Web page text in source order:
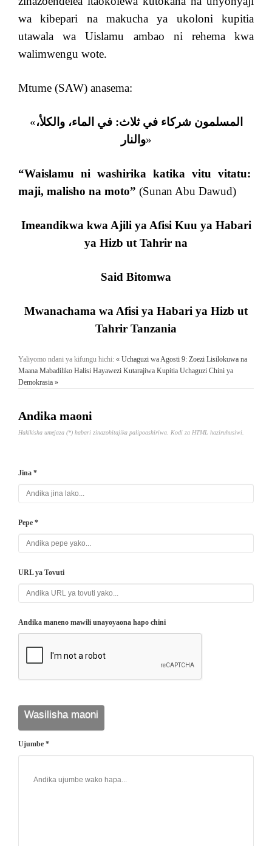
wa kibepari na makucha ya ukoloni kupitia
utawala wa Uislamu ambao ni rehema kwa
walimwengu wote.
Mtume (SAW) anasema:
«المسلمون شركاء في ثلاث: في الماء، والكلأ،
والنار»
“Waislamu ni washirika katika vitu vitatu:
maji, malisho na moto” (Sunan Abu Dawud)
Imeandikwa kwa Ajili ya Afisi Kuu ya Habari
ya Hizb ut Tahrir na
Said Bitomwa
Mwanachama wa Afisi ya Habari ya Hizb ut
Tahrir Tanzania
Yaliyomo ndani ya kifungu hichi: « Uchaguzi wa Agosti 9: Zoezi Lisilokuwa na
Maana Mabadiliko Halisi Hayawezi Kutarajiwa Kupitia Uchaguzi Chini ya
Demokrasia »
Andika maoni
Hakikisha umejaza (*) habari zinazohitajika palipoashiriwa. Kodi za HTML haziruhusiwi.
Jina *
Pepe *
URL ya Tovuti
Andika maneno mawili unayoyaona hapo chini
Ujumbe *